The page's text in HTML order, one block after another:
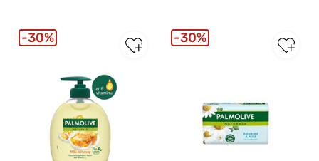
30% 30%